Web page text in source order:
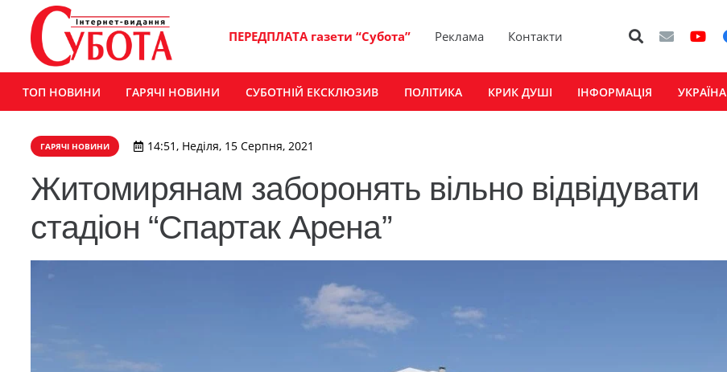
ПЕРЕДПЛАТА газети “Субота” Реклама Контакти
ТОП НОВИНИ ГАРЯЧІ НОВИНИ СУБОТНІЙ ЕКСКЛЮЗИВ ПОЛІТИКА КРИК ДУШІ ІНФОРМАЦІЯ УКРАЇНА
ГАРЯЧІ НОВИНИ 14:51, Неділя, 15 Серпня, 2021
Житомирянам заборонять вільно відвідувати
стадіон “Спартак Арена”